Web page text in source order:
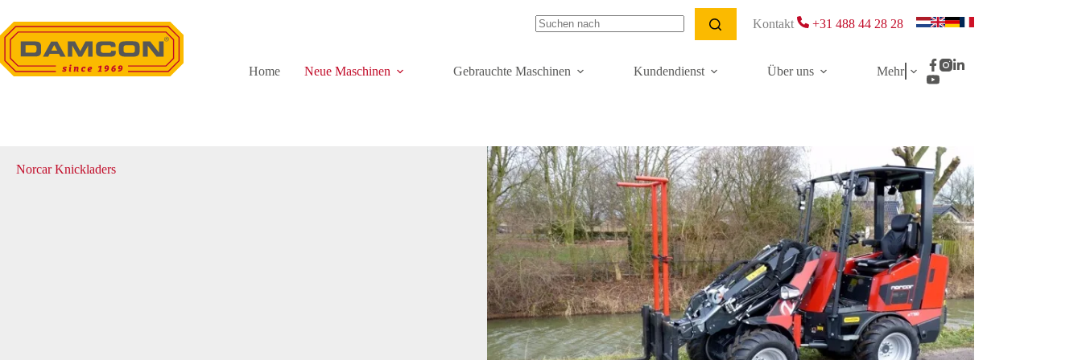
Inhalt
springen
Kontakt +31 488 44 28 28
Home Neue Maschinen Gebrauchte Maschinen Kundendienst Über uns Mehr
Norcar Knickladers